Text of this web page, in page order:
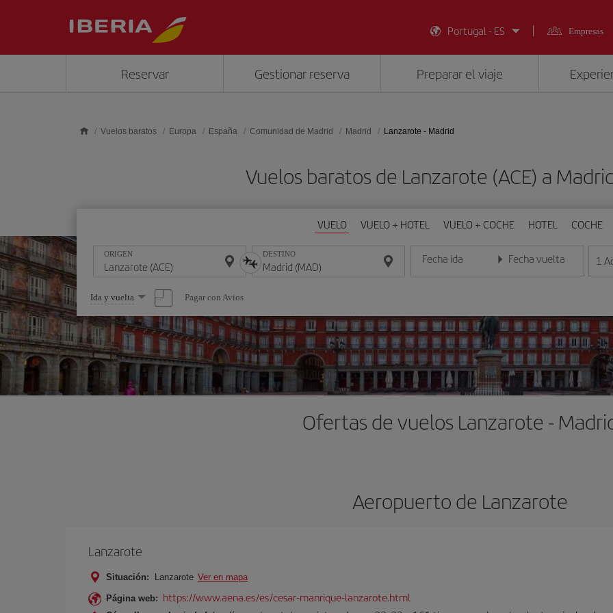
Portugal - ES
Empresas
Reservar Gestionar reserva Preparar el viaje
Vuelos baratos Europa España Comunidad de Madrid Madrid Lanzarote - Madrid
Vuelos baratos de Lanzarote (ACE) a
VUELO VUELO + HOTEL VUELO + COCHE HOTEL COCHE
ORIGEN DESTINO Fecha ida
Introduce la fecha en formato día/mes/año
Fecha vuelta
Introduce la fecha en 1
Seleccione
una
opción
Ida y vuelta Pagar con Avios
Ofertas de vuelos Lanzarote -
Aeropuerto de Lanzarote
Lanzarote
Situación: Lanzarote Ver en mapa
Página web: https://www.aena.es/es/cesar-manrique-lanzarote.html